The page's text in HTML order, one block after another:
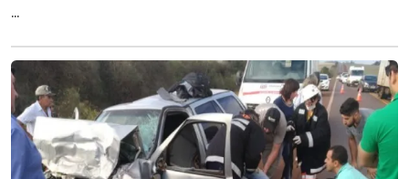
...